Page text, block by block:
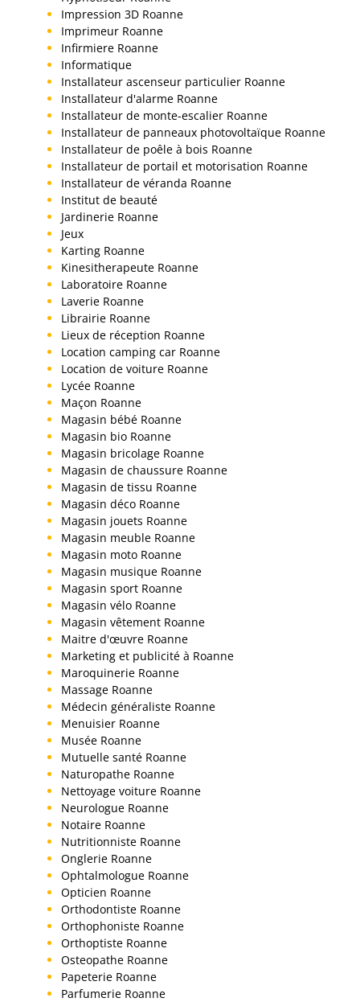
Impression 3D Roanne
Imprimeur Roanne
Infirmiere Roanne
Informatique
Installateur ascenseur particulier Roanne
Installateur d'alarme Roanne
Installateur de monte-escalier Roanne
Installateur de panneaux photovoltaïque Roanne
Installateur de poêle à bois Roanne
Installateur de portail et motorisation Roanne
Installateur de véranda Roanne
Institut de beauté
Jardinerie Roanne
Jeux
Karting Roanne
Kinesitherapeute Roanne
Laboratoire Roanne
Laverie Roanne
Librairie Roanne
Lieux de réception Roanne
Location camping car Roanne
Location de voiture Roanne
Lycée Roanne
Maçon Roanne
Magasin bébé Roanne
Magasin bio Roanne
Magasin bricolage Roanne
Magasin de chaussure Roanne
Magasin de tissu Roanne
Magasin déco Roanne
Magasin jouets Roanne
Magasin meuble Roanne
Magasin moto Roanne
Magasin musique Roanne
Magasin sport Roanne
Magasin vélo Roanne
Magasin vêtement Roanne
Maitre d'œuvre Roanne
Marketing et publicité à Roanne
Maroquinerie Roanne
Massage Roanne
Médecin généraliste Roanne
Menuisier Roanne
Musée Roanne
Mutuelle santé Roanne
Naturopathe Roanne
Nettoyage voiture Roanne
Neurologue Roanne
Notaire Roanne
Nutritionniste Roanne
Onglerie Roanne
Ophtalmologue Roanne
Opticien Roanne
Orthodontiste Roanne
Orthophoniste Roanne
Orthoptiste Roanne
Osteopathe Roanne
Papeterie Roanne
Parfumerie Roanne